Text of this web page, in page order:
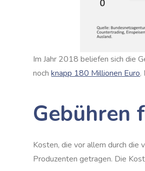
Im Jahr 2018 beliefen sich die
nochknapp 180 Millionen Euro.
Gebühren
Kosten, die vor allem durch die
Produzenten getragen. Die